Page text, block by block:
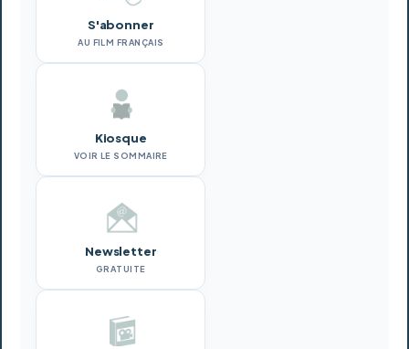
S'abonner
AU FILM FRANÇAIS
Kiosque
VOIR LE SOMMAIRE
Newsletter
GRATUITE